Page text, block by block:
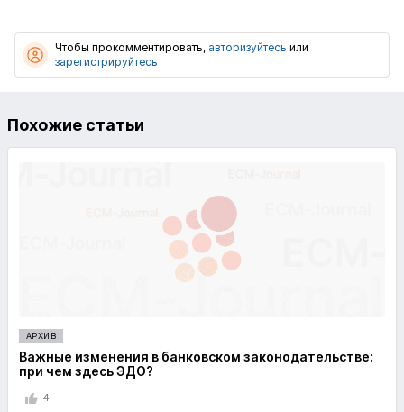
Чтобы прокомментировать, авторизуйтесь или
зарегистрируйтесь
Похожие статьи
АРХИВ
Важные изменения в банковском законодательстве:
при чем здесь ЭДО?
4